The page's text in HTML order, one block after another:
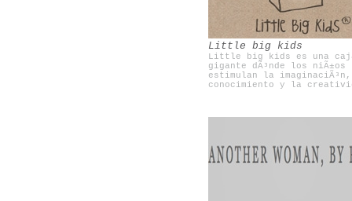
Little big kids
Little big kids es una
gigante dÃ³nde los niÃ±os
estimulan la
conocimiento y la